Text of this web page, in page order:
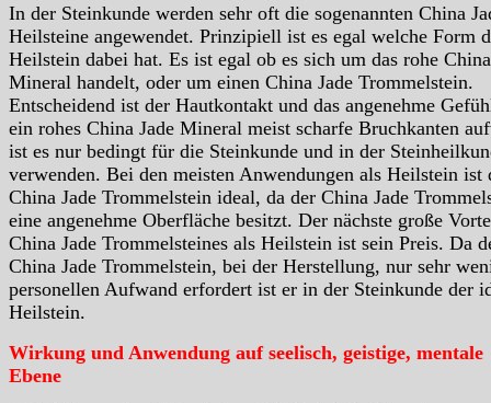
In der Steinkunde werden sehr oft die sogenannten China
Heilsteine angewendet. Prinzipiell ist es egal welche Form
Heilstein dabei hat. Es ist egal ob es sich um das rohe
Mineral handelt, oder um einen China Jade Trommelstein.
Entscheidend ist der Hautkontakt und das angenehme
ein rohes China Jade Mineral meist scharfe Bruchkanten
ist es nur bedingt für die Steinkunde und in der
verwenden. Bei den meisten Anwendungen als Heilstein ist
China Jade Trommelstein ideal, da der China Jade
eine angenehme Oberfläche besitzt. Der nächste große
China Jade Trommelsteines als Heilstein ist sein Preis. Da
China Jade Trommelstein, bei der Herstellung, nur sehr
personellen Aufwand erfordert ist er in der Steinkunde der
Heilstein.
Wirkung und Anwendung auf seelisch, geistige, mentale
Ebene